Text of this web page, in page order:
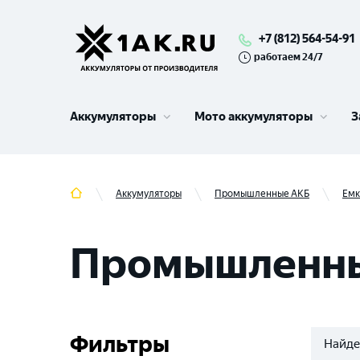
+7 (812) 564-54-91
работаем 24/7
Аккумуляторы Мото аккумуляторы
Аккумуляторы Промышленные АКБ
Фильтры